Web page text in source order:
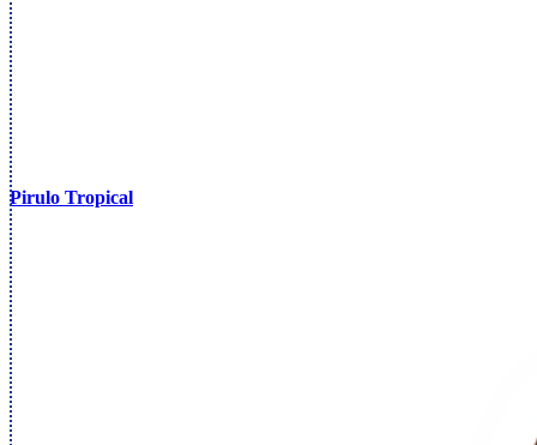
Pirulo Tropical